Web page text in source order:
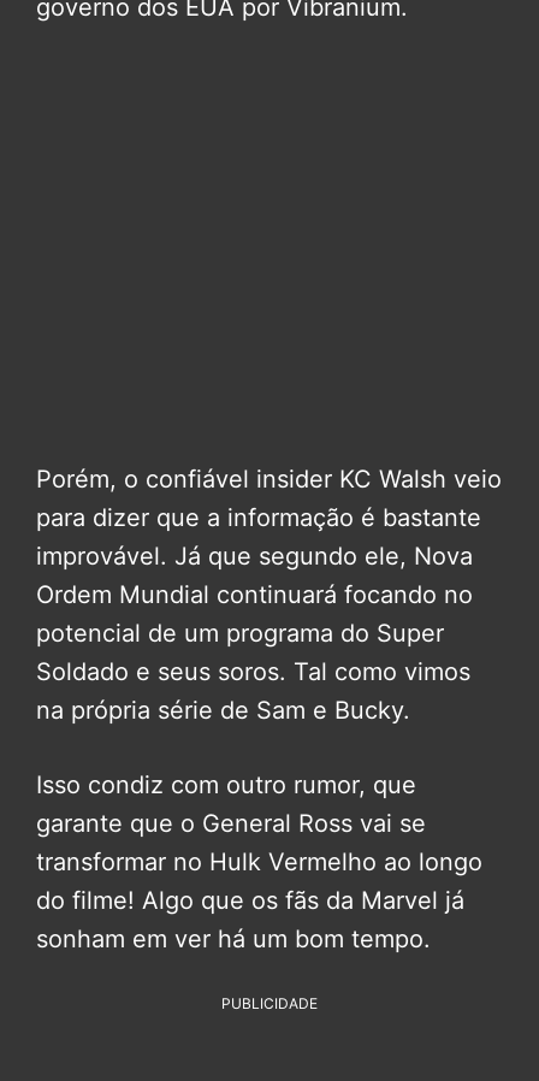
governo dos EUA por Vibranium.
Porém, o confiável insider KC Walsh veio
para dizer que a informação é bastante
improvável. Já que segundo ele, Nova
Ordem Mundial continuará focando no
potencial de um programa do Super
Soldado e seus soros. Tal como vimos
na própria série de Sam e Bucky.
Isso condiz com outro rumor, que
garante que o General Ross vai se
transformar no Hulk Vermelho ao longo
do filme! Algo que os fãs da Marvel já
sonham em ver há um bom tempo.
PUBLICIDADE